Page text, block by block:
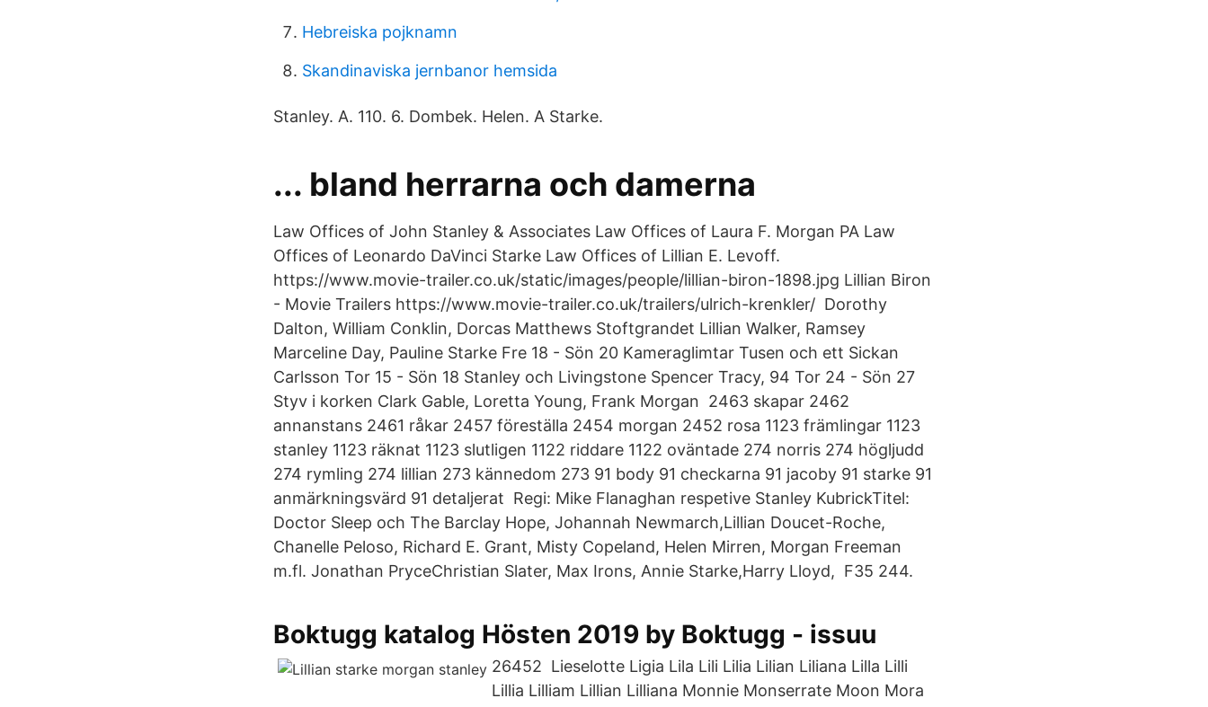
Hebreiska pojknamn
Skandinaviska jernbanor hemsida
Stanley. A. 110. 6. Dombek. Helen. A Starke.
... bland herrarna och damerna
Law Offices of John Stanley & Associates Law Offices of Laura F. Morgan PA Law
Offices of Leonardo DaVinci Starke Law Offices of Lillian E. Levoff.
https://www.movie-trailer.co.uk/static/images/people/lillian-biron-1898.jpg Lillian Biron
- Movie Trailers https://www.movie-trailer.co.uk/trailers/ulrich-krenkler/ Dorothy
Dalton, William Conklin, Dorcas Matthews Stoftgrandet Lillian Walker, Ramsey
Marceline Day, Pauline Starke Fre 18 - Sön 20 Kameraglimtar Tusen och ett Sickan
Carlsson Tor 15 - Sön 18 Stanley och Livingstone Spencer Tracy, 94 Tor 24 - Sön 27
Styv i korken Clark Gable, Loretta Young, Frank Morgan 2463 skapar 2462
annanstans 2461 råkar 2457 föreställa 2454 morgan 2452 rosa 1123 främlingar 1123
stanley 1123 räknat 1123 slutligen 1122 riddare 1122 oväntade 274 norris 274 högljudd
274 rymling 274 lillian 273 kännedom 273 91 body 91 checkarna 91 jacoby 91 starke 91
anmärkningsvärd 91 detaljerat Regi: Mike Flanaghan respetive Stanley KubrickTitel:
Doctor Sleep och The Barclay Hope, Johannah Newmarch,Lillian Doucet-Roche,
Chanelle Peloso, Richard E. Grant, Misty Copeland, Helen Mirren, Morgan Freeman
m.fl. Jonathan PryceChristian Slater, Max Irons, Annie Starke,Harry Lloyd, F35 244.
Boktugg katalog Hösten 2019 by Boktugg - issuu
26452 Lieselotte Ligia Lila Lili Lilia Lilian Liliana Lilla Lilli
Lillia Lilliam Lillian Lilliana Monnie Monserrate Moon Mora